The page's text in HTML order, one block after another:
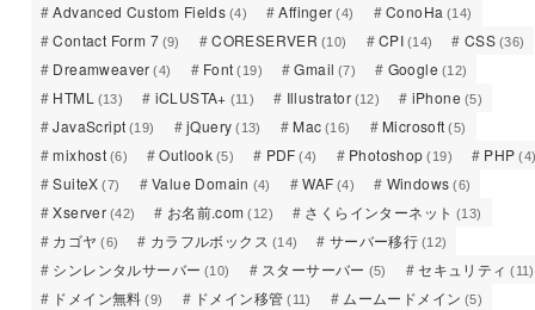
Advanced Custom Fields (4) Affinger (4) ConoHa (14)
Contact Form 7 (9) CORESERVER (10) CPI (14) CSS (36)
Dreamweaver (4) Font (19) Gmail (7) Google (12)
HTML (13) iCLUSTA+ (11) Illustrator (12) iPhone (5)
JavaScript (19) jQuery (13) Mac (16) Microsoft (5)
mixhost (6) Outlook (5) PDF (4) Photoshop (19) PHP
SuiteX (7) Value Domain (4) WAF (4) Windows (6)
Xserver (42) お名前.com (12) さくらインターネット (13)
カゴヤ (6) カラフルボックス (14) サーバー移行 (12)
シンレンタルサーバー (10) スターサーバー (5) セキュリティ (11)
ドメイン無料 (9) ドメイン移管 (11) ムームードメイン (5)